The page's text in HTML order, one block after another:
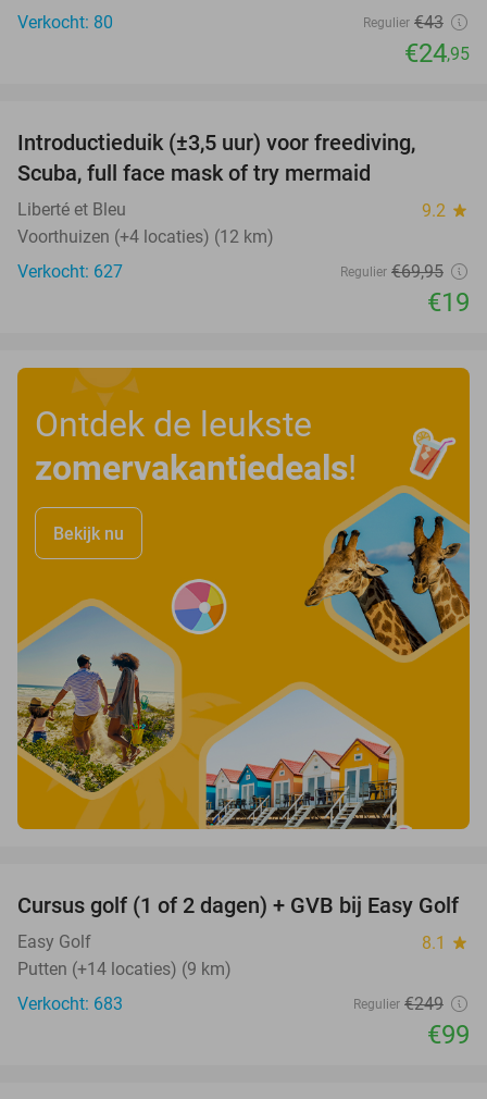
Verkocht: 80
Regulier €43
€24,95
Introductieduik (±3,5 uur) voor freediving,
Scuba, full face mask of try mermaid
Liberté et Bleu 9.2 star
Voorthuizen (+4 locaties) (12 km)
Verkocht: 627
Regulier €69,95
€19
Ontdek de leukste
zomervakantiedeals!
Bekijk nu
60%
Cursus golf (1 of 2 dagen) + GVB bij Easy Golf
Easy Golf 8.1 star
Putten (+14 locaties) (9 km)
Verkocht: 683
Regulier €249
€99